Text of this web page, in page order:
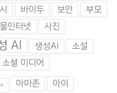
바이두 보안 부모
인터넷
사진
AI 생성AI 소설
소셜 미디어
독 아마존
아이